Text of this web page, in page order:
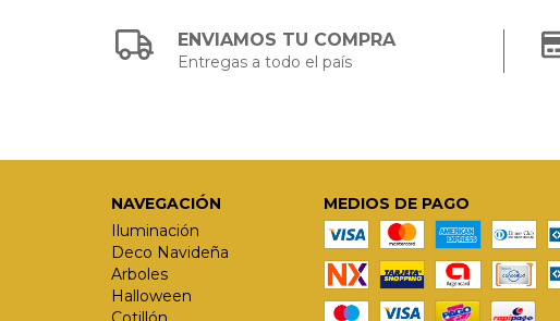
ENVIAMOS TU COMPRA
Entregas a todo el país
NAVEGACIÓN
Iluminación
Deco Navideña
Arboles
Halloween
MEDIOS DE PAGO